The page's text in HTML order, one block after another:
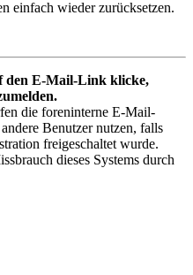
einfach wieder zurücksetzen.
den E-Mail-Link klicke,
die foreninterne E-Mail-
Benutzer nutzen, falls
freigeschaltet wurde.
dieses Systems durch